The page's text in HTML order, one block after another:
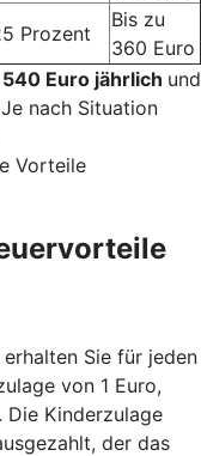
Prozent
Bis zu
360 Euro
Euro jährlich und
nach Situation
Vorteile
Sie für jeden
von 1 Euro,
Die Kinderzulage
der das